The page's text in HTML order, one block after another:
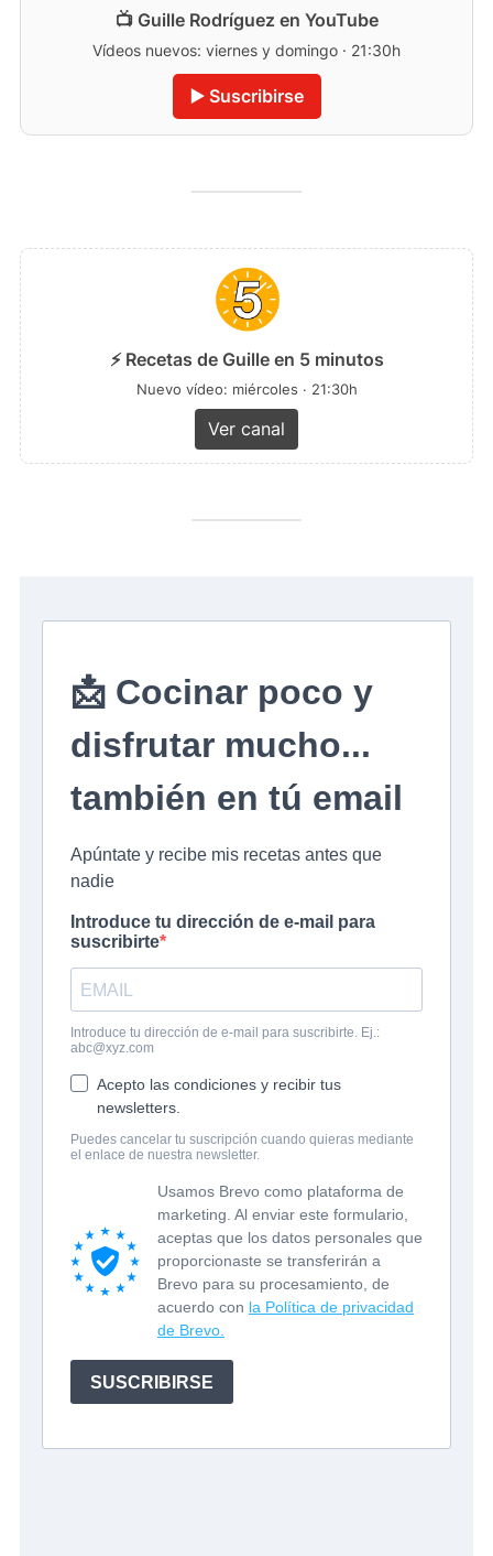
📺 Guille Rodríguez en YouTube
Vídeos nuevos: viernes y domingo · 21:30h
▶️ Suscribirse
⚡ Recetas de Guille en 5 minutos
Nuevo vídeo: miércoles · 21:30h
Ver canal